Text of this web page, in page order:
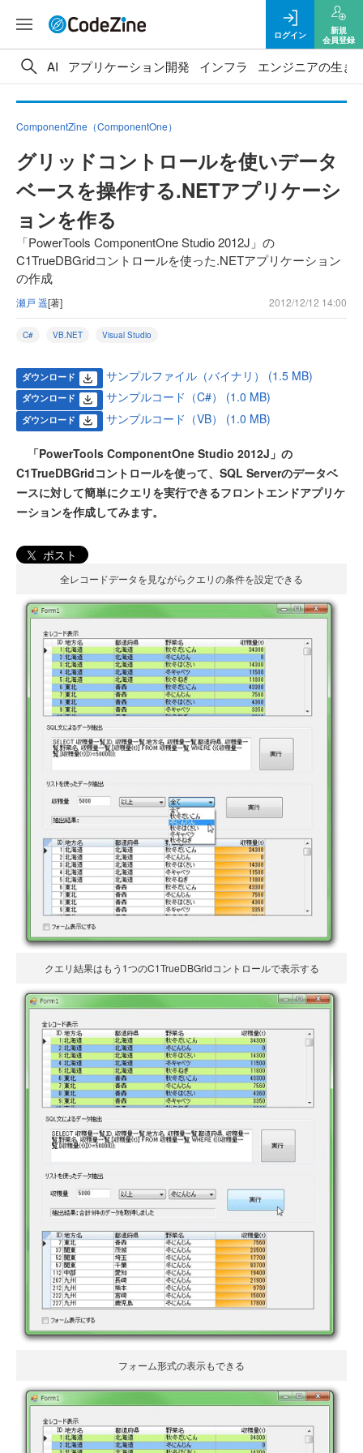
ログイン
新規
会員登録
AI アプリケーション開発 インフラ エンジニアの生き
ComponentZine（ComponentOne）
グリッドコントロールを使いデータ
ベースを操作する.NETアプリケーシ
ョンを作る
「PowerTools ComponentOne Studio 2012J」の
C1TrueDBGridコントロールを使った.NETアプリケーション
の作成
瀬戸 遥[著] 2012/12/12 14:00
C# VB.NET Visual Studio
ダウンロード サンプルファイル（バイナリ） (1.5 MB)
ダウンロード サンプルコード（C#） (1.0 MB)
ダウンロード サンプルコード（VB） (1.0 MB)
「PowerTools ComponentOne Studio 2012J」の
C1TrueDBGridコントロールを使って、SQL Serverのデータベ
ースに対して簡単にクエリを実行できるフロントエンドアプリケ
ーションを作成してみます。
ポスト
全レコードデータを見ながらクエリの条件を設定できる
クエリ結果はもう1つのC1TrueDBGridコントロールで表示する
フォーム形式の表示もできる